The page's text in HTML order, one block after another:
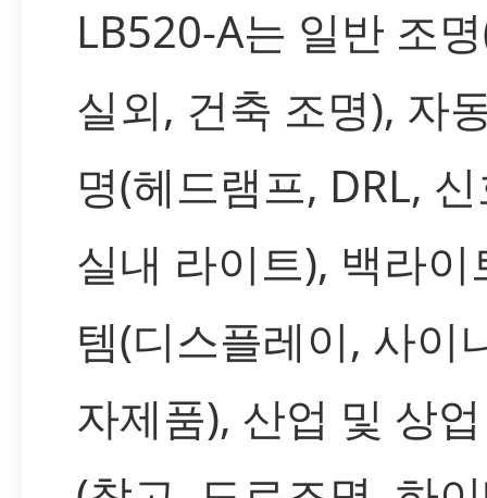
LB520-A는 일반 조
실외, 건축 조명), 자
명(헤드램프, DRL,
실내 라이트), 백라이
템(디스플레이, 사이
자제품), 산업 및 상